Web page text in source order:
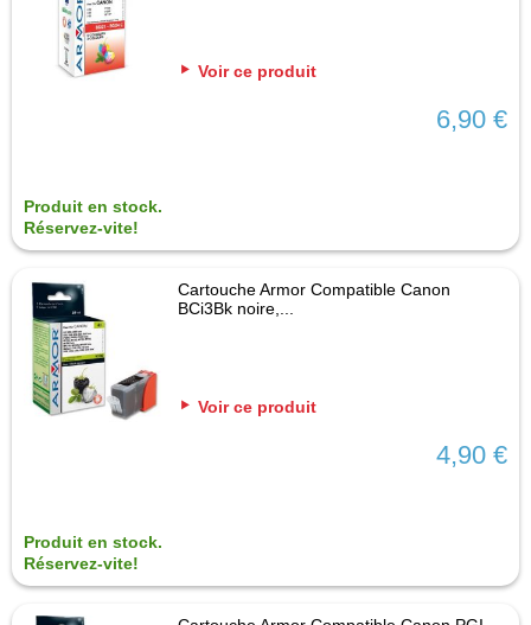
Voir ce produit
6,90 €
Produit en stock.
Réservez-vite!
Cartouche Armor Compatible Canon
BCi3Bk noire,...
Voir ce produit
4,90 €
Produit en stock.
Réservez-vite!